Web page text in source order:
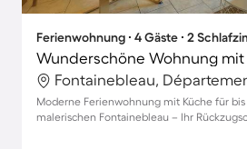
Ferienwohnung ∙ 4 Gäste ∙ 2
Moderne Ferienwohnung mit Küche für bis
malerischen Fontainebleau – Ihr